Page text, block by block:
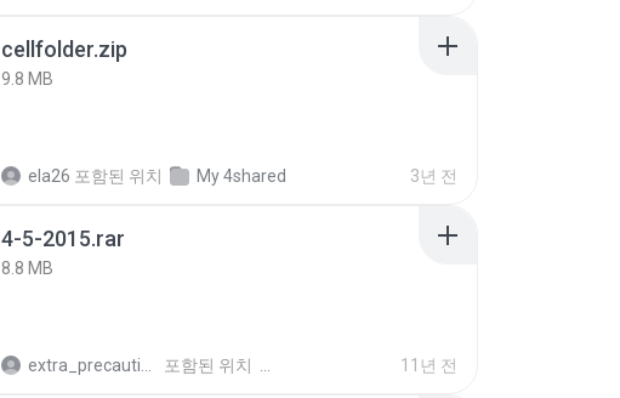
cellfolder.zip
9.8 MB
ela26 포함된 위치 My 4shared 3년 전
4-5-2015.rar
8.8 MB
포함된 위치 11년 전